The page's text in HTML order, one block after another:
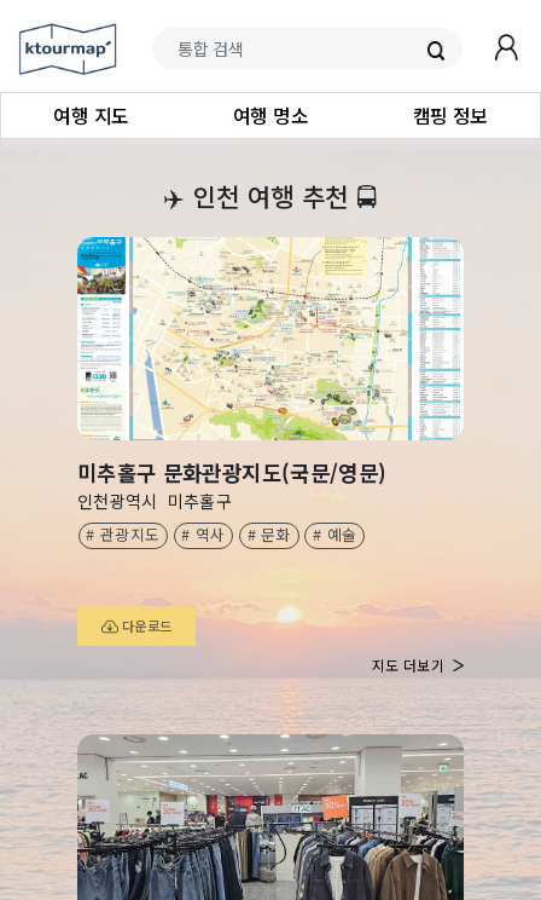
여행 지도 여행 명소 캠핑 정보
‍✈️ 인천 여행 추천 🚍
미추홀구 문화관광지도(국문/영문)
인천광역시 미추홀구
# 관광지도 # 역사 # 문화 # 예술
다운로드
지도 더보기